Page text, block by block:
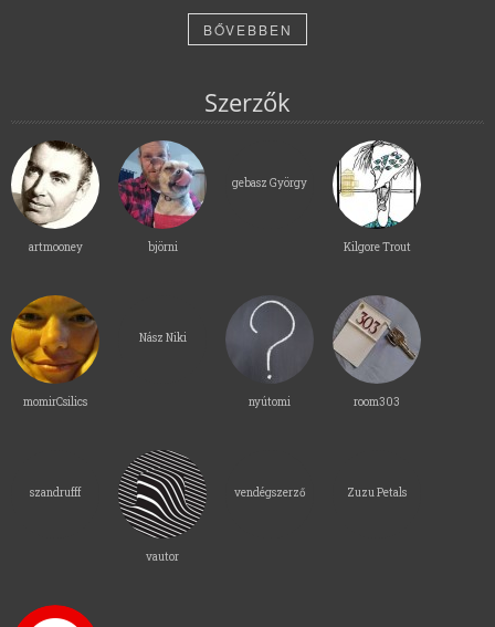
BŐVEBBEN
Szerzők
artmooney björni
gebasz György
Kilgore Trout
momirCsilics
Nász Niki
nyútomi room303
szandrufff
vautor
vendégszerző Zuzu Petals